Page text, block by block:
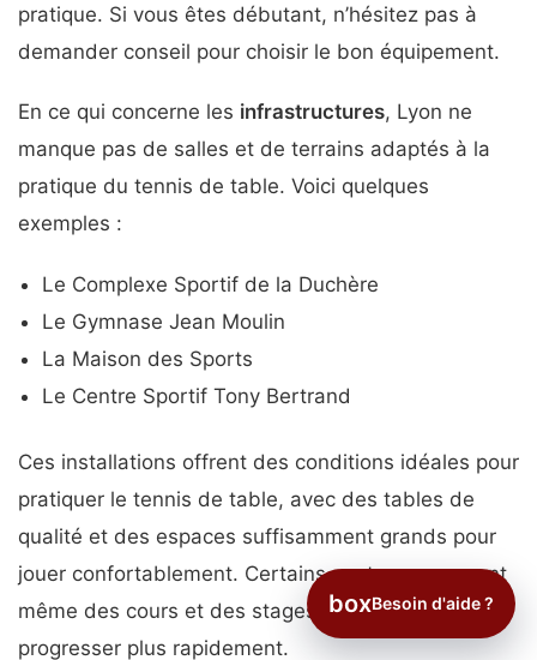
pratique. Si vous êtes débutant, n’hésitez pas à
demander conseil pour choisir le bon équipement.
En ce qui concerne les infrastructures, Lyon ne
manque pas de salles et de terrains adaptés à la
pratique du tennis de table. Voici quelques
exemples :
Le Complexe Sportif de la Duchère
Le Gymnase Jean Moulin
La Maison des Sports
Le Centre Sportif Tony Bertrand
Ces installations offrent des conditions idéales pour
pratiquer le tennis de table, avec des tables de
qualité et des espaces suffisamment grands pour
jouer confortablement. Certains centres proposent
même des cours et des stages pour vous aider à
progresser plus rapidement.
boxBesoin d'aide ?